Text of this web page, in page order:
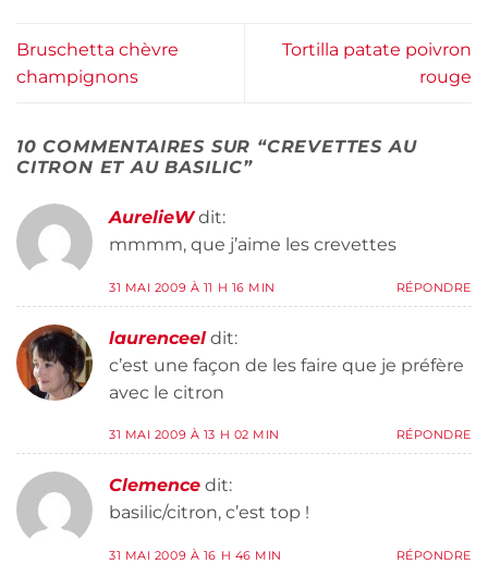
Bruschetta chèvre
champignons
Tortilla patate poivron
rouge
10 COMMENTAIRES SUR “CREVETTES AU
CITRON ET AU BASILIC”
AurelieW dit:
mmmm, que j’aime les crevettes
31 MAI 2009 À 11 H 16 MIN RÉPONDRE
laurenceel dit:
c’est une façon de les faire que je préfère
avec le citron
31 MAI 2009 À 13 H 02 MIN RÉPONDRE
Clemence dit:
basilic/citron, c’est top !
31 MAI 2009 À 16 H 46 MIN RÉPONDRE